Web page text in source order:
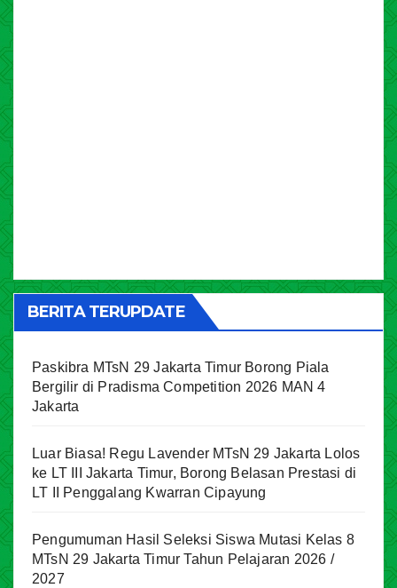
BERITA TERUPDATE
Paskibra MTsN 29 Jakarta Timur Borong Piala
Bergilir di Pradisma Competition 2026 MAN 4
Jakarta
Luar Biasa! Regu Lavender MTsN 29 Jakarta Lolos
ke LT III Jakarta Timur, Borong Belasan Prestasi di
LT II Penggalang Kwarran Cipayung
Pengumuman Hasil Seleksi Siswa Mutasi Kelas 8
MTsN 29 Jakarta Timur Tahun Pelajaran 2026 /
2027